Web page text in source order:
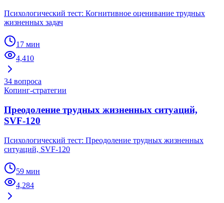
Психологический тест: Когнитивное оценивание трудных
жизненных задач
17 мин
4,410
34 вопроса
Копинг-стратегии
Преодоление трудных жизненных ситуаций,
SVF-120
Психологический тест: Преодоление трудных жизненных
ситуаций, SVF-120
59 мин
4,284